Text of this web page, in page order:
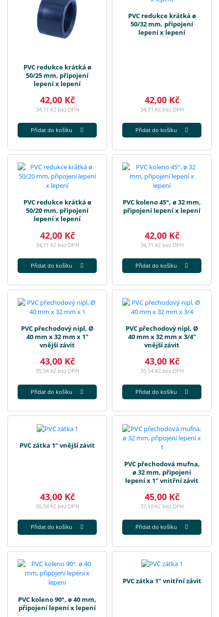
PVC redukce krátká ø
50/25 mm, připojení
lepení x lepení
42,00 Kč
34,71 Kč bez DPH
Přidat do košíku
PVC redukce krátká ø
50/32 mm, připojení
lepení x lepení
42,00 Kč
34,71 Kč bez DPH
Přidat do košíku
PVC redukce krátká ø
50/20 mm, připojení
lepení x lepení
42,00 Kč
34,71 Kč bez DPH
Přidat do košíku
PVC koleno 45°, ø 32 mm,
připojení lepení x lepení
42,00 Kč
34,71 Kč bez DPH
Přidat do košíku
PVC přechodový nipl, Ø
40 mm x 32 mm x 1"
vnější závit
43,00 Kč
35,54 Kč bez DPH
Přidat do košíku
PVC přechodový nipl, Ø
40 mm x 32 mm x 3/4"
vnější závit
43,00 Kč
35,54 Kč bez DPH
Přidat do košíku
PVC zátka 1" vnější závit
43,00 Kč
35,54 Kč bez DPH
Přidat do košíku
PVC přechodová mufna,
ø 32 mm, připojení
lepení x 1" vnitřní závit
45,00 Kč
37,19 Kč bez DPH
Přidat do košíku
PVC koleno 90°, ø 40 mm,
připojení lepení x lepení
PVC zátka 1" vnitřní závit